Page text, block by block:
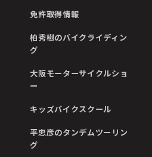
免許取得情報
柏秀樹のバイクライディン
グ
大阪モーターサイクルショ
ー
キッズバイクスクール
平忠彦のタンデムツーリン
グ